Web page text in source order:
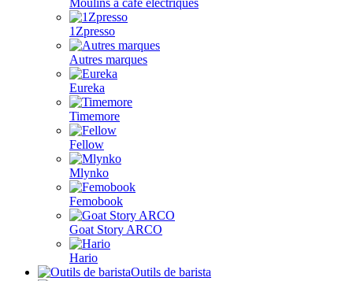
Moulins à café électriques
1Zpresso
Autres marques
Eureka
Timemore
Fellow
Mlynko
Femobook
Goat Story ARCO
Hario
Outils de barista